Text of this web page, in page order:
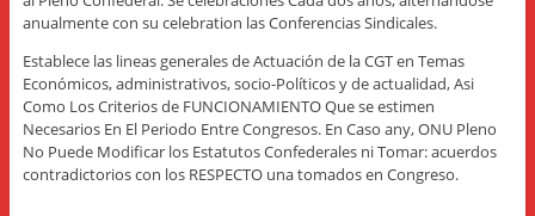
anualmente con su celebration las Conferencias Sindicales.
Establece las lineas generales de Actuación de la CGT en Temas
Económicos, administrativos, socio-Políticos y de actualidad, Asi
Como Los Criterios de FUNCIONAMIENTO Que se estimen
Necesarios En El Periodo Entre Congresos. En Caso any, ONU Pleno
No Puede Modificar los Estatutos Confederales ni Tomar: acuerdos
contradictorios con los RESPECTO una tomados en Congreso.